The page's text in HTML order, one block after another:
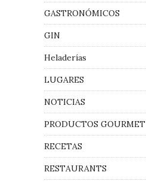
GASTRONÓMICOS
GIN
Heladerías
LUGARES
NOTICIAS
PRODUCTOS GOURMET
RECETAS
RESTAURANTS